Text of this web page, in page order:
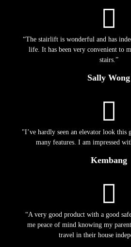
“The stairlift is wonderful and has
life. It has been very convenient to
stairs.”
Sally Wong
"I’ve hardly seen an elevator look this
many features. I am impressed
Kembang
“A very good product with a good
me peace of mind knowing my
travel in their house